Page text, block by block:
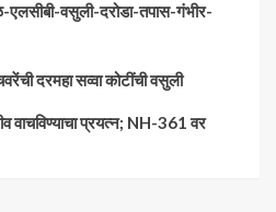
वसुली-दरोडा-तपास-गंभीर-
दरमहा सव्वा कोटींची वसुली
वाचविण्याचा प्रयत्न; NH-361 वर